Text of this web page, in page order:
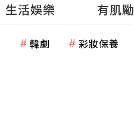
生活娛樂 有肌勵
韓劇 彩妝保養